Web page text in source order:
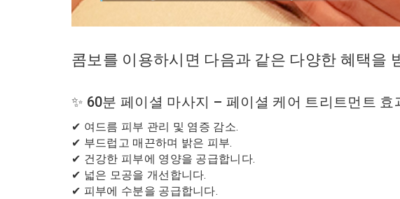
콤보를 이용하시면 다음과 같은 다양한 혜택을
✨ 60분 페이셜 마사지 – 페이셜 케어 트리트먼트 효
✔ 여드름 피부 관리 및 염증 감소.
✔ 부드럽고 매끈하며 밝은 피부.
✔ 건강한 피부에 영양을 공급합니다.
✔ 넓은 모공을 개선합니다.
✔ 피부에 수분을 공급합니다.